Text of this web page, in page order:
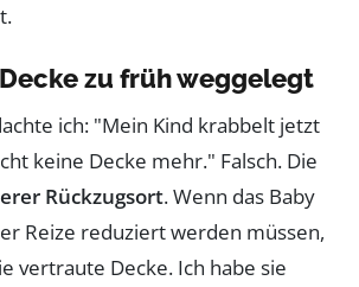
zu früh weggelegt
ich: "Mein Kind krabbelt jetzt
keine Decke mehr." Falsch. Die
Rückzugsort. Wenn das Baby
Reize reduziert werden müssen,
vertraute Decke. Ich habe sie